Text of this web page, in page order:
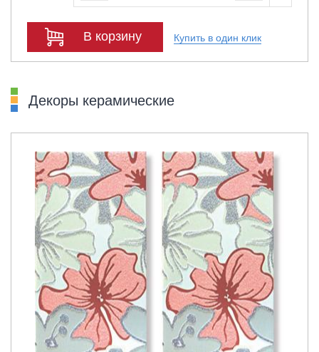
В корзину Купить в один клик
Декоры керамические